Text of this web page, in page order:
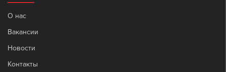
О нас
Вакансии
Новости
Контакты